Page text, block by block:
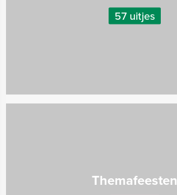
57 uitjes
Themafeesten